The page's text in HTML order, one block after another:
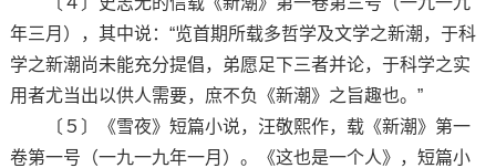
年三月），其中说：“览首期所载多哲学及文学之新潮，于科
学之新潮尚未能充分提倡，弟愿足下三者并论，于科学之实
用者尤当出以供人需要，庶不负《新潮》之旨趣也。”
〔５〕《雪夜》短篇小说，汪敬熙作，载《新潮》第一
卷第一号（一九一九年一月）。《这也是一个人》，短篇小